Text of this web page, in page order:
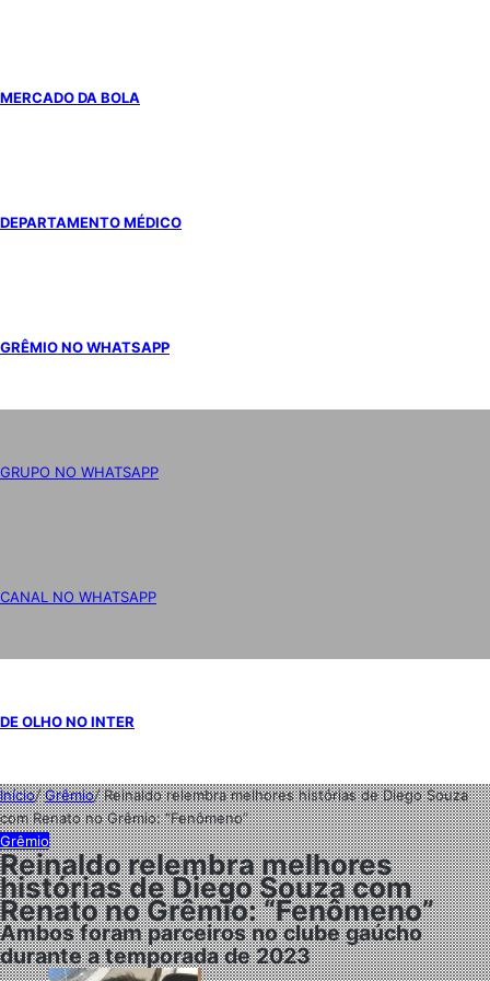
MERCADO DA BOLA
DEPARTAMENTO MÉDICO
GRÊMIO NO WHATSAPP
GRUPO NO WHATSAPP
CANAL NO WHATSAPP
DE OLHO NO INTER
Início/Grêmio/Reinaldo relembra melhores histórias de Diego Souza
com Renato no Grêmio: “Fenômeno”
Grêmio
Reinaldo relembra melhores
histórias de Diego Souza com
Renato no Grêmio: “Fenômeno”
Ambos foram parceiros no clube gaúcho
durante a temporada de 2023